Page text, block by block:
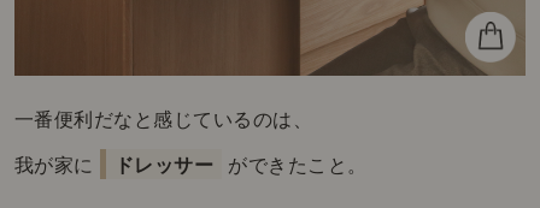
一番便利だなと感じているのは、
我が家に ドレッサー ができたこと。